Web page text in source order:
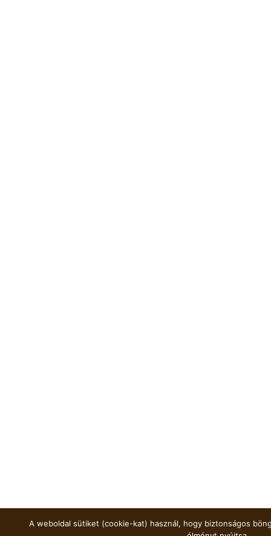
A weboldal sütiket (cookie-kat) használ, hogy biztonságos